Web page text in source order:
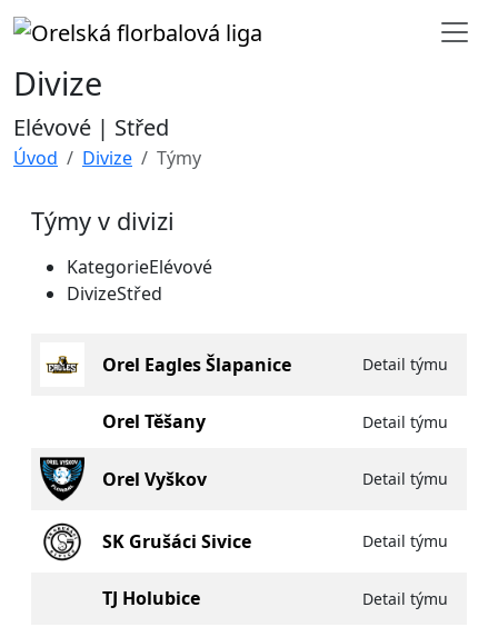
Divize
Elévové | Střed
Úvod Divize Týmy
Týmy v divizi
KategorieElévové
DivizeStřed
Orel Eagles Šlapanice Detail týmu
Orel Těšany Detail týmu
Orel Vyškov Detail týmu
SK Grušáci Sivice Detail týmu
TJ Holubice Detail týmu